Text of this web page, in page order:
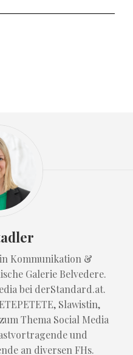
Kommunikation &
Galerie Belvedere.
bei derStandard.at.
Slawistin,
Thema Social Media
und
an diversen FHs.